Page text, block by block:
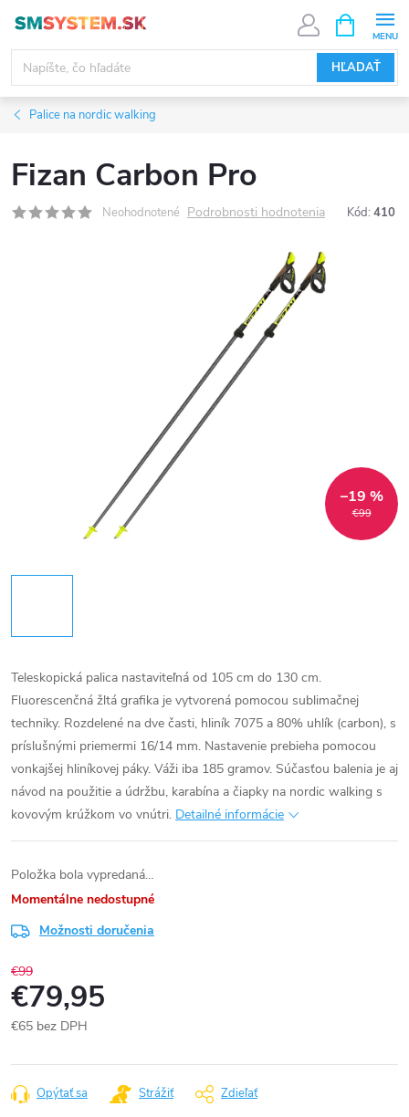
obsah
HĽADAŤ
KOŠÍK
Palice na nordic walking
Fizan Carbon Pro
Neohodnotené Podrobnosti hodnotenia Kód: 410
€99
–19 %
Teleskopická palica nastaviteľná od 105 cm do 130 cm.
Fluorescenčná žltá grafika je vytvorená pomocou sublimačnej
techniky. Rozdelené na dve časti, hliník 7075 a 80% uhlík (carbon), s
príslušnými priemermi 16/14 mm. Nastavenie prebieha pomocou
vonkajšej hliníkovej páky. Váži iba 185 gramov. Súčasťou balenia je aj
návod na použitie a údržbu, karabína a čiapky na nordic walking s
kovovým krúžkom vo vnútri. Detailné informácie
Položka bola vypredaná…
Momentálne nedostupné
Možnosti doručenia
€99
€79,95
€65 bez DPH
cena:
Opýtať sa Strážiť Zdieľať